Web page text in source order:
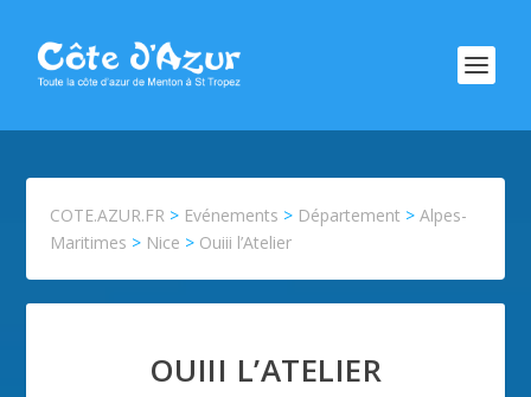
COTE.AZUR.FR > Evénements > Département >Alpes-
Maritimes > Nice > Ouiii l’Atelier
OUIII L’ATELIER